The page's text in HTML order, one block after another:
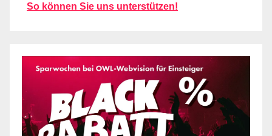
So können Sie uns unterstützen!